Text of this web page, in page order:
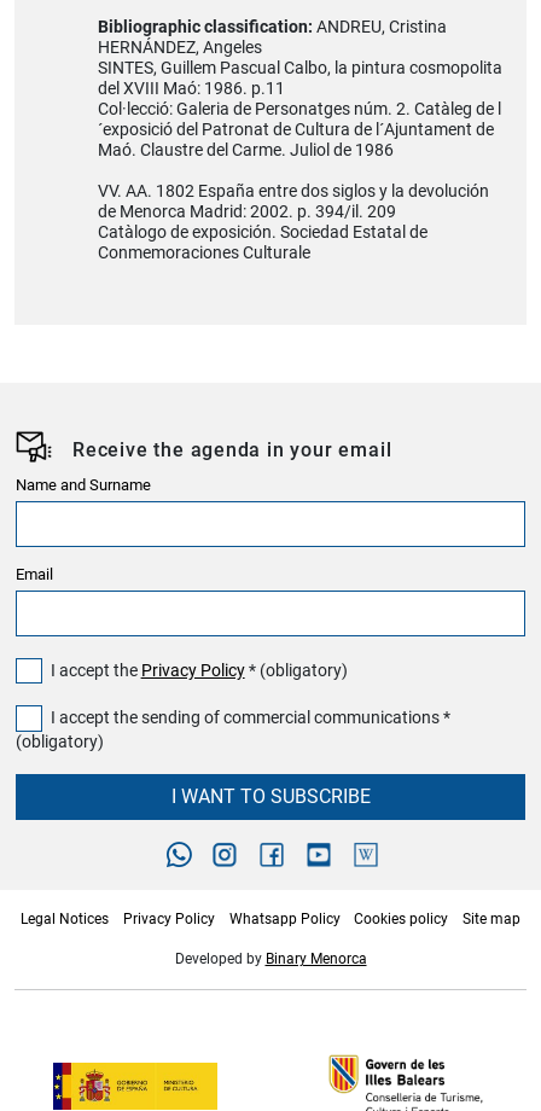
Bibliographic classification: ANDREU, Cristina
HERNÁNDEZ, Angeles
SINTES, Guillem Pascual Calbo, la pintura cosmopolita
del XVIII Maó: 1986. p.11
Col·lecció: Galeria de Personatges núm. 2. Catàleg de l
´exposició del Patronat de Cultura de l´Ajuntament de
Maó. Claustre del Carme. Juliol de 1986
VV. AA. 1802 España entre dos siglos y la devolución
de Menorca Madrid: 2002. p. 394/il. 209
Catàlogo de exposición. Sociedad Estatal de
Conmemoraciones Culturale
Receive the agenda in your email
Name and Surname
Email
I accept the Privacy Policy* (obligatory)
I accept the sending of commercial communications *
(obligatory)
I WANT TO SUBSCRIBE
Legal Notices Privacy Policy Whatsapp Policy Cookies policy Site map
Developed by Binary Menorca